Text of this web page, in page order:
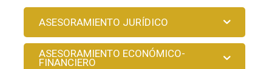
ASESORAMIENTO JURÍDICO
ASESORAMIENTO ECONÓMICO-
FINANCIERO